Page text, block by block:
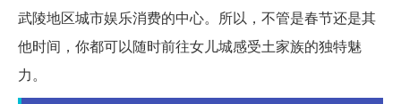
武陵地区城市娱乐消费的中心。所以，不管是春节还是其
他时间，你都可以随时前往女儿城感受土家族的独特魅
力。